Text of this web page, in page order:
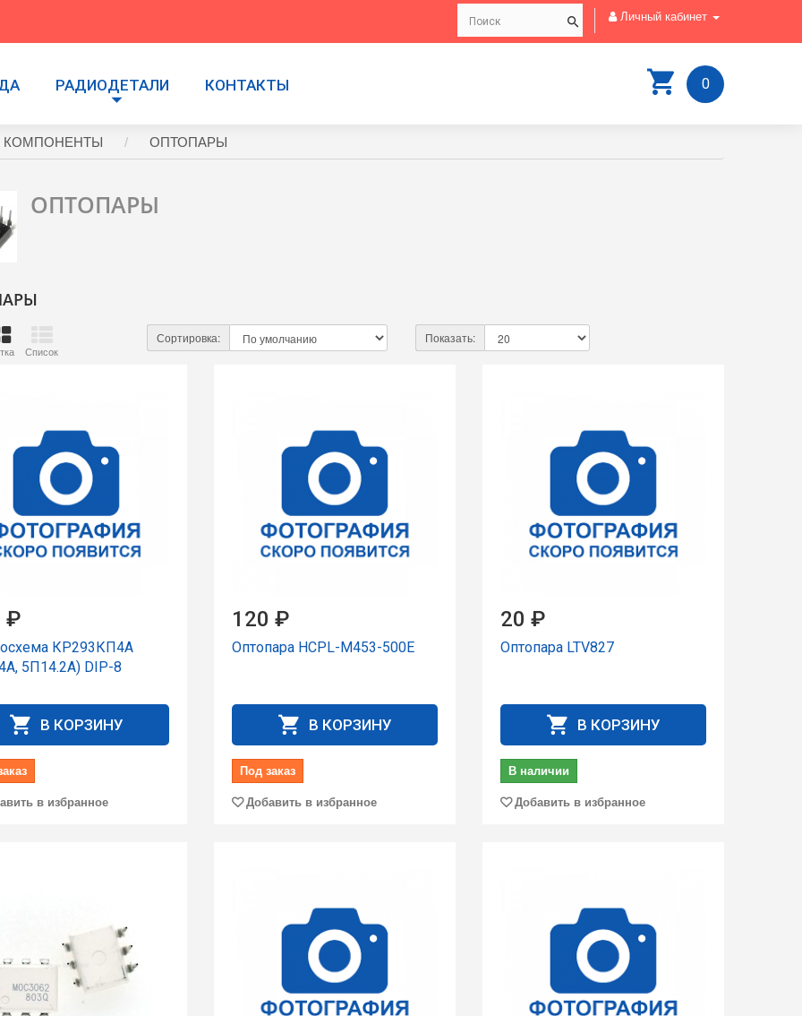
Личный кабинет
0
РАДИОДЕТАЛИ КОНТАКТЫ
КОМПОНЕНТЫ ОПТОПАРЫ
ОПТОПАРЫ
Список
Сортировка: Показать:
₽
КР293КП4А
5П14.2А) DIP-8
В КОРЗИНУ
в избранное
120 ₽
Оптопара HCPL-M453-500E
В КОРЗИНУ
Под заказ
Добавить в избранное
20 ₽
Оптопара LTV827
В КОРЗИНУ
В наличии
Добавить в избранное